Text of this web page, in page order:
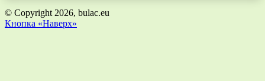
© Copyright 2026, bulac.eu
Кнопка «Наверх»